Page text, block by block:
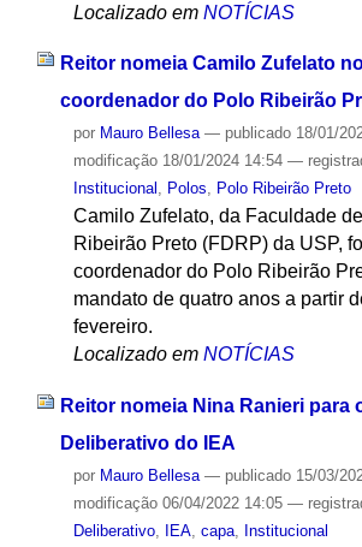
Localizado em NOTÍCIAS
Reitor nomeia Camilo Zufelato
coordenador do Polo Ribeirão
por Mauro Bellesa — publicado18/01/
modificação18/01/2024 14:54 —
Institucional , Polos, Polo Ribeirão Preto
Camilo Zufelato, da Faculdade
Ribeirão Preto (FDRP) da USP,
coordenador do Polo Ribeirão
mandato de quatro anos a partir
fevereiro.
Localizado em NOTÍCIAS
Reitor nomeia Nina Ranieri para
Deliberativo do IEA
por Mauro Bellesa — publicado15/03/
modificação06/04/2022 14:05 —
Deliberativo, IEA, capa, Institucional